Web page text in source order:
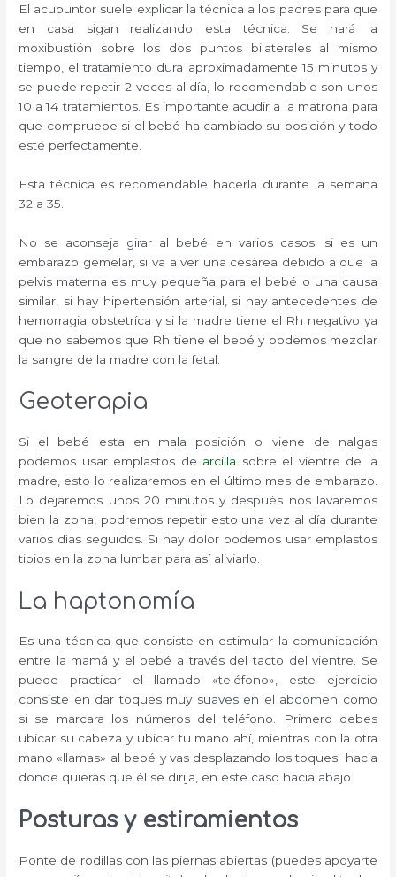
El acupuntor suele explicar la técnica a los padres para que
en casa sigan realizando esta técnica. Se hará la
moxibustión sobre los dos puntos bilaterales al mismo
tiempo, el tratamiento dura aproximadamente 15 minutos y
se puede repetir 2 veces al día, lo recomendable son unos
10 a 14 tratamientos. Es importante acudir a la matrona para
que compruebe si el bebé ha cambiado su posición y todo
esté perfectamente.
Esta técnica es recomendable hacerla durante la semana
32 a 35.
No se aconseja girar al bebé en varios casos: si es un
embarazo gemelar, si va a ver una cesárea debido a que la
pelvis materna es muy pequeña para el bebé o una causa
similar, si hay hipertensión arterial, si hay antecedentes de
hemorragia obstetríca y si la madre tiene el Rh negativo ya
que no sabemos que Rh tiene el bebé y podemos mezclar
la sangre de la madre con la fetal.
Geoterapia
Si el bebé esta en mala posición o viene de nalgas
podemos usar emplastos de arcilla sobre el vientre de la
madre, esto lo realizaremos en el último mes de embarazo.
Lo dejaremos unos 20 minutos y después nos lavaremos
bien la zona, podremos repetir esto una vez al día durante
varios días seguidos. Si hay dolor podemos usar emplastos
tibios en la zona lumbar para así aliviarlo.
La haptonomía
Es una técnica que consiste en estimular la comunicación
entre la mamá y el bebé a través del tacto del vientre. Se
puede practicar el llamado «teléfono», este ejercicio
consiste en dar toques muy suaves en el abdomen como
si se marcara los números del teléfono. Primero debes
ubicar su cabeza y ubicar tu mano ahí, mientras con la otra
mano «llamas» al bebé y vas desplazando los toques hacia
donde quieras que él se dirija, en este caso hacia abajo.
Posturas y estiramientos
Ponte de rodillas con las piernas abiertas (puedes apoyarte